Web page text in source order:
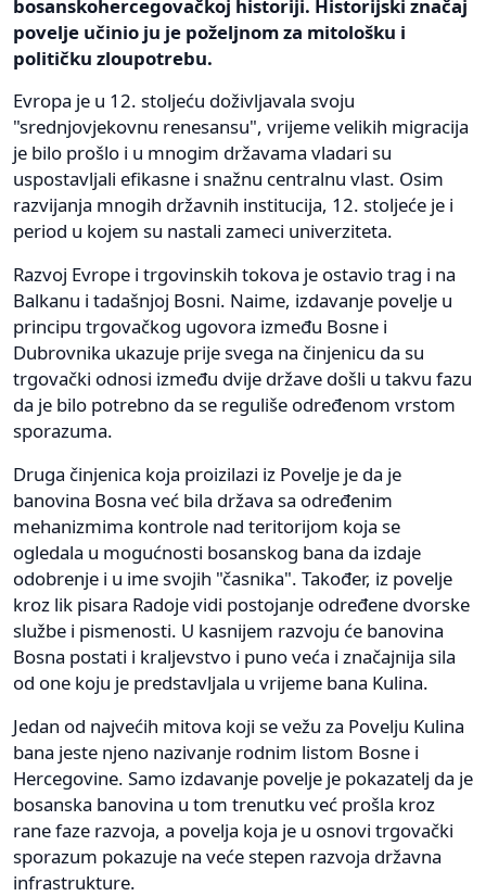
bosanskohercegovačkoj historiji. Historijski značaj
povelje učinio ju je poželjnom za mitološku i
političku zloupotrebu.
Evropa je u 12. stoljeću doživljavala svoju
"srednjovjekovnu renesansu", vrijeme velikih migracija
je bilo prošlo i u mnogim državama vladari su
uspostavljali efikasne i snažnu centralnu vlast. Osim
razvijanja mnogih državnih institucija, 12. stoljeće je i
period u kojem su nastali zameci univerziteta.
Razvoj Evrope i trgovinskih tokova je ostavio trag i na
Balkanu i tadašnjoj Bosni. Naime, izdavanje povelje u
principu trgovačkog ugovora između Bosne i
Dubrovnika ukazuje prije svega na činjenicu da su
trgovački odnosi između dvije države došli u takvu fazu
da je bilo potrebno da se reguliše određenom vrstom
sporazuma.
Druga činjenica koja proizilazi iz Povelje je da je
banovina Bosna već bila država sa određenim
mehanizmima kontrole nad teritorijom koja se
ogledala u mogućnosti bosanskog bana da izdaje
odobrenje i u ime svojih "časnika". Također, iz povelje
kroz lik pisara Radoje vidi postojanje određene dvorske
službe i pismenosti. U kasnijem razvoju će banovina
Bosna postati i kraljevstvo i puno veća i značajnija sila
od one koju je predstavljala u vrijeme bana Kulina.
Jedan od najvećih mitova koji se vežu za Povelju Kulina
bana jeste njeno nazivanje rodnim listom Bosne i
Hercegovine. Samo izdavanje povelje je pokazatelj da je
bosanska banovina u tom trenutku već prošla kroz
rane faze razvoja, a povelja koja je u osnovi trgovački
sporazum pokazuje na veće stepen razvoja državna
infrastrukture.